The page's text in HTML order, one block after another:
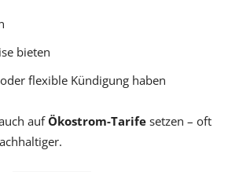
bieten
flexible Kündigung haben
aufÖkostrom-Tarife setzen – oft